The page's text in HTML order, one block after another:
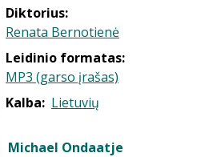
Diktorius:
Renata Bernotienė
Leidinio formatas:
MP3 (garso įrašas)
Kalba: Lietuvių
Michael Ondaatje